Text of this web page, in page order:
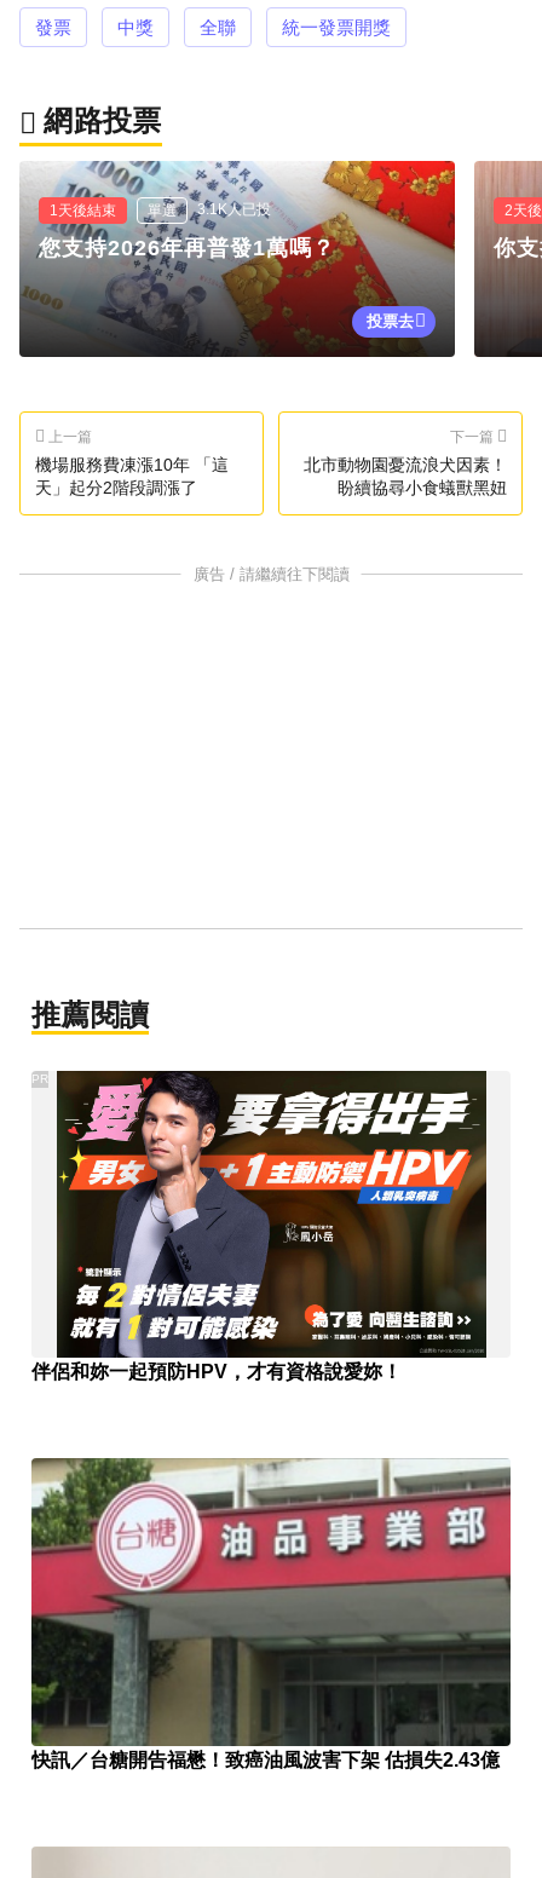
發票 中獎 全聯 統一發票開獎
網路投票
1天後結束 單選 3.1K人已投
您支持2026年再普發1萬嗎？
投票去
2天
你
上一篇
機場服務費凍漲10年 「這
天」起分2階段調漲了
下一篇
北市動物園憂流浪犬因素！
盼續協尋小食蟻獸黑妞
廣告 / 請繼續往下閱讀
推薦閱讀
伴侶和妳一起預防HPV，才有資格說愛妳！
PR
快訊／台糖開告福懋！致癌油風波害下架 估損失2.43億